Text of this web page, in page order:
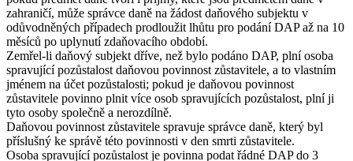
zahraničí, může správce daně na žádost daňového subjektu v
odůvodněných případech prodloužit lhůtu pro podání DAP až na 10
měsíců po uplynutí zdaňovacího období.
Zemřel-li daňový subjekt dříve, než bylo podáno DAP, plní osoba
spravující pozůstalost daňovou povinnost zůstavitele, a to vlastním
jménem na účet pozůstalosti; pokud je daňovou povinnost
zůstavitele povinno plnit více osob spravujících pozůstalost, plní ji
tyto osoby společně a nerozdílně.
Daňovou povinnost zůstavitele spravuje správce daně, který byl
příslušný ke správě této povinnosti v den smrti zůstavitele.
Osoba spravující pozůstalost je povinna podat řádné DAP do 3